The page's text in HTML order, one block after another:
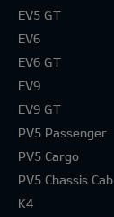
EV5 GT
EV6
EV6 GT
EV9
EV9 GT
PV5 Passenger
PV5 Cargo
PV5 Chassis Cab
K4